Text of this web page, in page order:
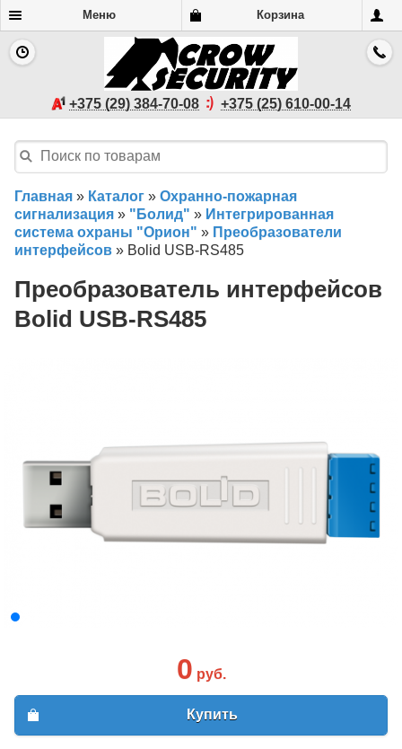
Меню Корзина
+375 (29) 384-70-08 +375 (25) 610-00-14
Главная » Каталог » Охранно-пожарная
сигнализация » "Болид" » Интегрированная
система охраны "Орион" » Преобразователи
интерфейсов » Bolid USB-RS485
Преобразователь интерфейсов
Bolid USB-RS485
0 руб.
Купить